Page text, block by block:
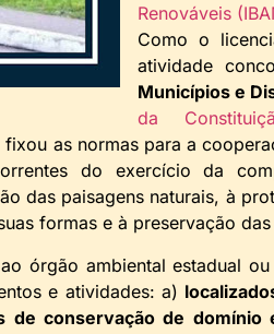
Renováveis
Como o
atividade
Municípios e
da
fixou as normas para a
do exercício da
das paisagens naturais, à
formas e à preservação
órgão ambiental estadual
e atividades: a)
de conservação de domínio